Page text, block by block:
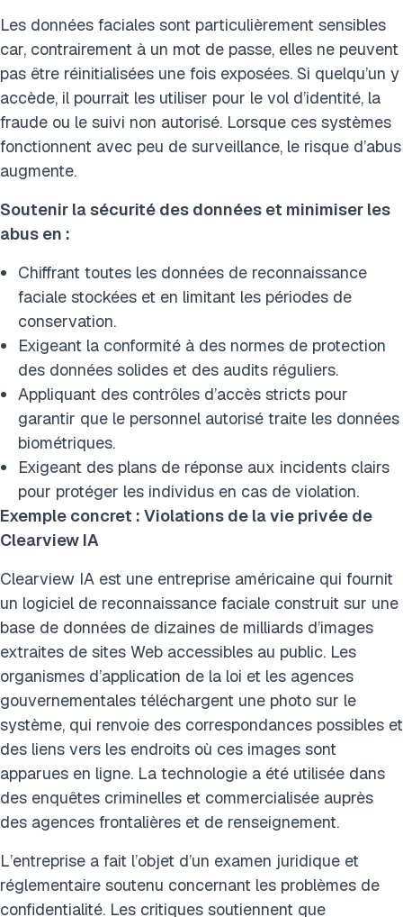
Les données faciales sont particulièrement sensibles
car, contrairement à un mot de passe, elles ne peuvent
pas être réinitialisées une fois exposées. Si quelqu’un y
accède, il pourrait les utiliser pour le vol d’identité, la
fraude ou le suivi non autorisé. Lorsque ces systèmes
fonctionnent avec peu de surveillance, le risque d’abus
augmente.
Soutenir la sécurité des données et minimiser les
abus en :
Chiffrant toutes les données de reconnaissance
faciale stockées et en limitant les périodes de
conservation.
Exigeant la conformité à des normes de protection
des données solides et des audits réguliers.
Appliquant des contrôles d’accès stricts pour
garantir que le personnel autorisé traite les données
biométriques.
Exigeant des plans de réponse aux incidents clairs
pour protéger les individus en cas de violation.
Exemple concret : Violations de la vie privée de
Clearview IA
Clearview IA est une entreprise américaine qui fournit
un logiciel de reconnaissance faciale construit sur une
base de données de dizaines de milliards d’images
extraites de sites Web accessibles au public. Les
organismes d’application de la loi et les agences
gouvernementales téléchargent une photo sur le
système, qui renvoie des correspondances possibles et
des liens vers les endroits où ces images sont
apparues en ligne. La technologie a été utilisée dans
des enquêtes criminelles et commercialisée auprès
des agences frontalières et de renseignement.
L’entreprise a fait l’objet d’un examen juridique et
réglementaire soutenu concernant les problèmes de
confidentialité. Les critiques soutiennent que